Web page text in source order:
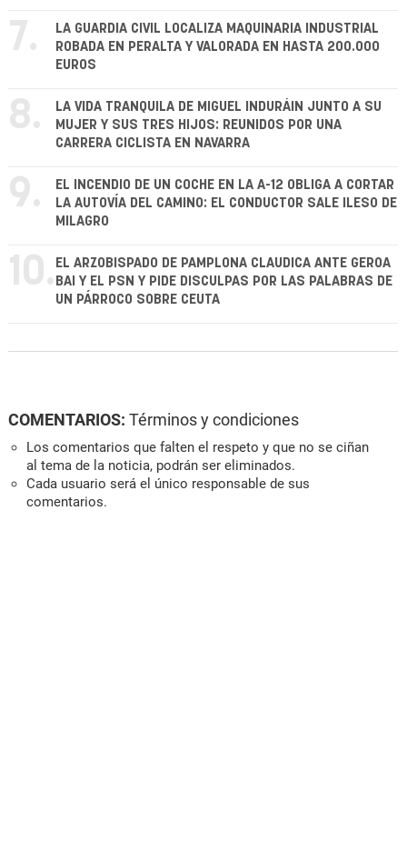
7.
LA GUARDIA CIVIL LOCALIZA MAQUINARIA INDUSTRIAL
ROBADA EN PERALTA Y VALORADA EN HASTA 200.000
EUROS
8.
LA VIDA TRANQUILA DE MIGUEL INDURÁIN JUNTO A SU
MUJER Y SUS TRES HIJOS: REUNIDOS POR UNA
CARRERA CICLISTA EN NAVARRA
9.
EL INCENDIO DE UN COCHE EN LA A-12 OBLIGA A CORTAR
LA AUTOVÍA DEL CAMINO: EL CONDUCTOR SALE ILESO DE
MILAGRO
10. EL ARZOBISPADO DE PAMPLONA CLAUDICA ANTE GEROA
BAI Y EL PSN Y PIDE DISCULPAS POR LAS PALABRAS DE
UN PÁRROCO SOBRE CEUTA
COMENTARIOS: Términos y condiciones
Los comentarios que falten el respeto y que no se ciñan
al tema de la noticia, podrán ser eliminados.
Cada usuario será el único responsable de sus
comentarios.